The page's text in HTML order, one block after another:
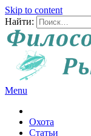
Skip to content
Найти:
Menu
Охота
Статьи